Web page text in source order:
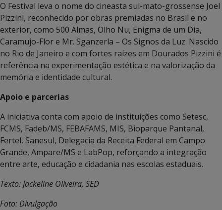
O Festival leva o nome do cineasta sul-mato-grossense Joel
Pizzini, reconhecido por obras premiadas no Brasil e no
exterior, como 500 Almas, Olho Nu, Enigma de um Dia,
Caramujo-Flor e Mr. Sganzerla – Os Signos da Luz. Nascido
no Rio de Janeiro e com fortes raízes em Dourados Pizzini é
referência na experimentação estética e na valorização da
memória e identidade cultural.
Apoio e parcerias
A iniciativa conta com apoio de instituições como Setesc,
FCMS, Fadeb/MS, FEBAFAMS, MIS, Bioparque Pantanal,
Fertel, Sanesul, Delegacia da Receita Federal em Campo
Grande, Ampare/MS e LabPop, reforçando a integração
entre arte, educação e cidadania nas escolas estaduais.
Texto: Jackeline Oliveira, SED
Foto: Divulgação